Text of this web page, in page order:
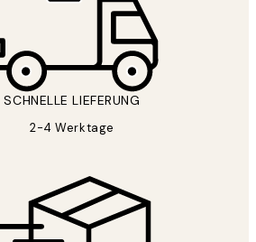
SCHNELLE LIEFERUNG
2-4 Werktage